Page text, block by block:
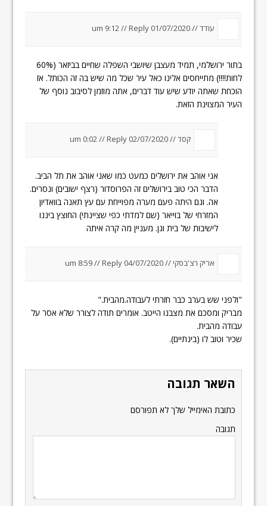
עודד //01/07/2020 um 9:12
//Reply
בתור ירושלמי, תמיד מעצבן שיושבי השפלה שחיים בביזאר (60%
לחות!!!!) מתייחסים אלינו כאל עיר שכל מה שיש בה זה הכותל. אז
הוכחת שאתה יודע שיש עוד דברים, אתה מוזמן לסיבוב נוסף של
העיר המצוינת הזאת.
קסד //02/07/2020 um 0:02
//Reply
אני אוהב את ירושלים כמעט כמו שאני אוהב את תל הביב.
הדבר הכי טוב בירושלים זה הפרוסדור (רצף ישובים) ונסרים.
אה. וגם היתה פעם מערה מפוייחת עם עץ תאנה בוואדיון
המזרחי של בוייאר (שם למדתי כפי שציינתי) החוצץ ביננו
לישיבות של בית וגן. מעניין מה קרה איתה
אריק רצ'בסקי //04/07/2020 um 8:59
//Reply
"ולפני שש בערב כבר חזרתי לעבודה.מהבית."
מבריק ומסכם את מצבנו הייטב. אומרים תודה לצורר שלא אסר על
עבודה מהבית.
שכיר וטוב לו (בינתיים).
השאר תגובה
כתובת האימייל שלך לא תפורסם
תגובה